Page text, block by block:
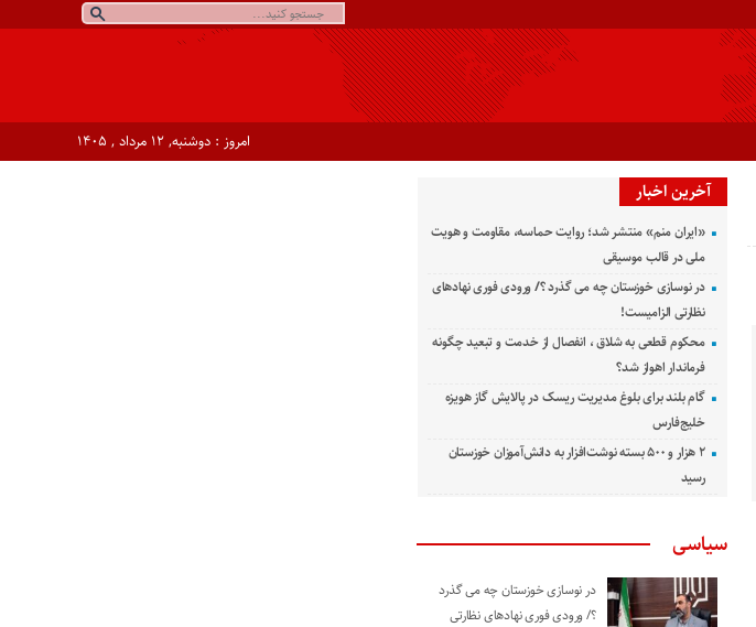
امروز : دوشنبه, ۱۲ مرداد , ۱۴۰۵
آخرین اخبار
«ایران منم» منتشر شد؛ روایت حماسه، مقاومت و هویت
ملی در قالب موسیقی
در نوسازی خوزستان چه می گذرد ؟/ ورودی فوری نهادهای
نظارتی الزامیست!
محکوم قطعی به شلاق ، انفصال از خدمت و تبعید چگونه
فرماندار اهواز شد؟
گام بلند برای بلوغ مدیریت ریسک در پالایش گاز هویزه
خلیج‌فارس
۲ هزار و ۵۰۰ بسته نوشت‌افزار به دانش‌آموزان خوزستان
رسید
سیاسی
در نوسازی خوزستان چه می گذرد
؟/ ورودی فوری نهادهای نظارتی